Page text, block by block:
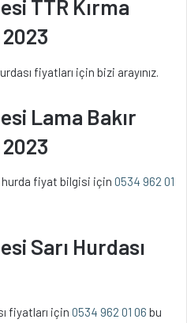
TTR Kırma
fiyatları için bizi arayınız.
Lama Bakır
hurda fiyat bilgisi için 0534 962 01
Sarı Hurdası
fiyatları için 0534 962 01 06 bu